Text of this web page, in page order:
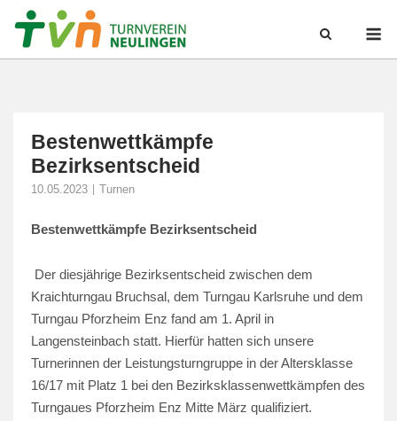
Bestenwettkämpfe
Bezirksentscheid
10.05.2023 Turnen
Bestenwettkämpfe Bezirksentscheid
Der diesjährige Bezirksentscheid zwischen dem
Kraichturngau Bruchsal, dem Turngau Karlsruhe und dem
Turngau Pforzheim Enz fand am 1. April in
Langensteinbach statt. Hierfür hatten sich unsere
Turnerinnen der Leistungsturngruppe in der Altersklasse
16/17 mit Platz 1 bei den Bezirksklassenwettkämpfen des
Turngaues Pforzheim Enz Mitte März qualifiziert.